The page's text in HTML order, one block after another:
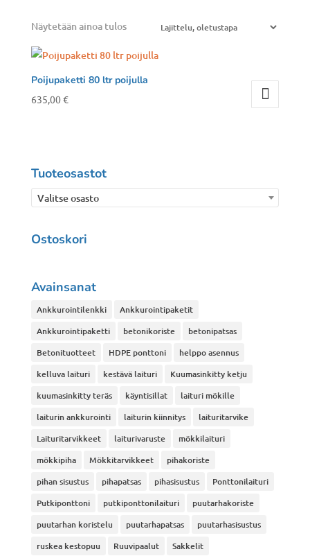
Näytetään ainoa tulos
Poijupaketti 80 ltr poijulla
635,00€
Tuoteosastot
Valitse osasto
Ostoskori
Avainsanat
Ankkurointilenkki
Ankkurointipaketit
Ankkurointipaketti
betonikoriste
betonipatsas
Betonituotteet
HDPE ponttoni
helppo asennus
kelluva laituri
kestävä laituri
Kuumasinkitty ketju
kuumasinkitty teräs
käyntisillat
laituri mökille
laiturin ankkurointi
laiturin kiinnitys
laituritarvike
Laituritarvikkeet
laiturivaruste
mökkilaituri
mökkipiha
Mökkitarvikkeet
pihakoriste
pihan sisustus
pihapatsas pihasisustus
Ponttonilaituri
Putkiponttoni
putkiponttonilaituri
puutarhakoriste
puutarhan koristelu
puutarhapatsas
puutarhasisustus
ruskea kestopuu
Ruuvipaalut Sakkelit